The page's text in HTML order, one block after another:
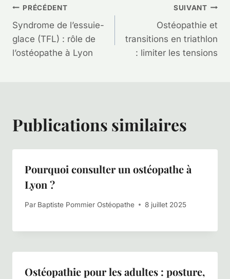
Navigation
de
l’article
PRÉCÉDENT
Syndrome de l’essuie-
glace (TFL) : rôle de
l’ostéopathe à Lyon
SUIVANT
Ostéopathie et
transitions en triathlon
: limiter les tensions
Publications similaires
Pourquoi consulter un ostéopathe à
Lyon ?
Par Baptiste Pommier Ostéopathe 8 juillet 2025
Ostéopathie pour les adultes : posture,